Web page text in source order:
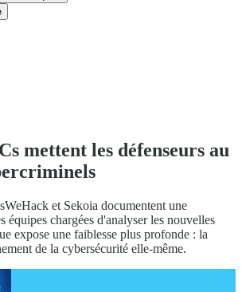
mettent les défenseurs au
et Sekoia documentent une
équipes chargées d'analyser les nouvelles
expose une faiblesse plus profonde : la
de la cybersécurité elle-même.